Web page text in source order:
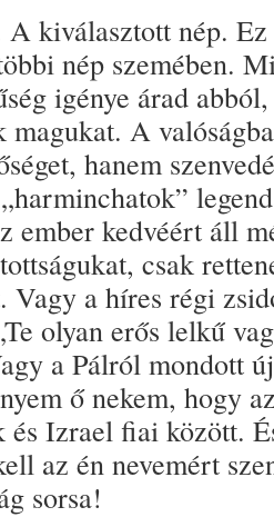
kiválasztott nép.
nép szemében.
igénye árad
magukat. A
hanem
ember kedvéért áll
csak
a híres régi
olyan erős lelkű
a Pálról mondott
ő nekem, hogy
Izrael fiai között.
az én nevemért
sorsa!